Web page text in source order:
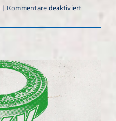
| Kommentare deaktiviertfür
–